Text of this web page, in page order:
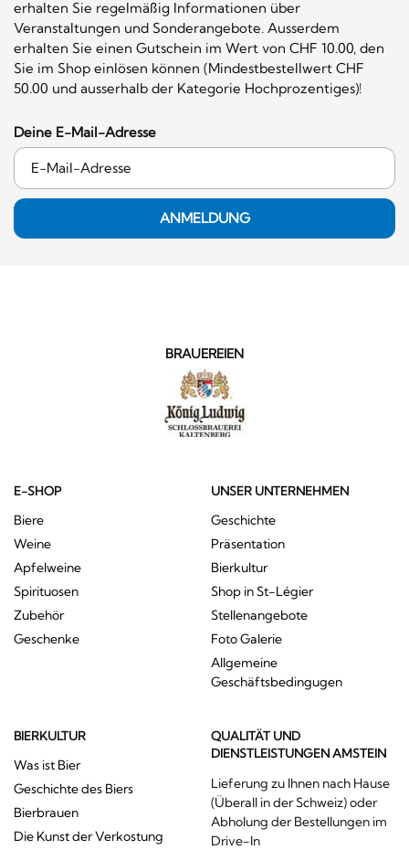
erhalten Sie regelmäßig Informationen über
Veranstaltungen und Sonderangebote. Ausserdem
erhalten Sie einen Gutschein im Wert von CHF 10.00, den
Sie im Shop einlösen können (Mindestbestellwert CHF
50.00 und ausserhalb der Kategorie Hochprozentiges)!
Deine E-Mail-Adresse
ANMELDUNG
BRAUEREIEN
E-SHOP
Biere
Weine
Apfelweine
Spirituosen
Zubehör
Geschenke
UNSER UNTERNEHMEN
Geschichte
Präsentation
Bierkultur
Shop in St-Légier
Stellenangebote
Foto Galerie
Allgemeine
Geschäftsbedingugen
BIERKULTUR
Was ist Bier
Geschichte des Biers
Bierbrauen
Die Kunst der Verkostung
QUALITÄT UND
DIENSTLEISTUNGEN AMSTEIN
Lieferung zu Ihnen nach Hause
(Überall in der Schweiz) oder
Abholung der Bestellungen im
Drive-In